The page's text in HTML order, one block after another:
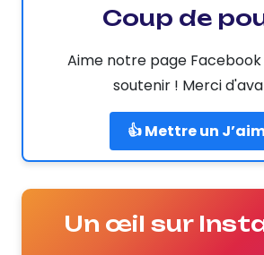
Coup de
Aime notre page Facebook
soutenir ! Merci
👍 Mettre un
Un œil sur